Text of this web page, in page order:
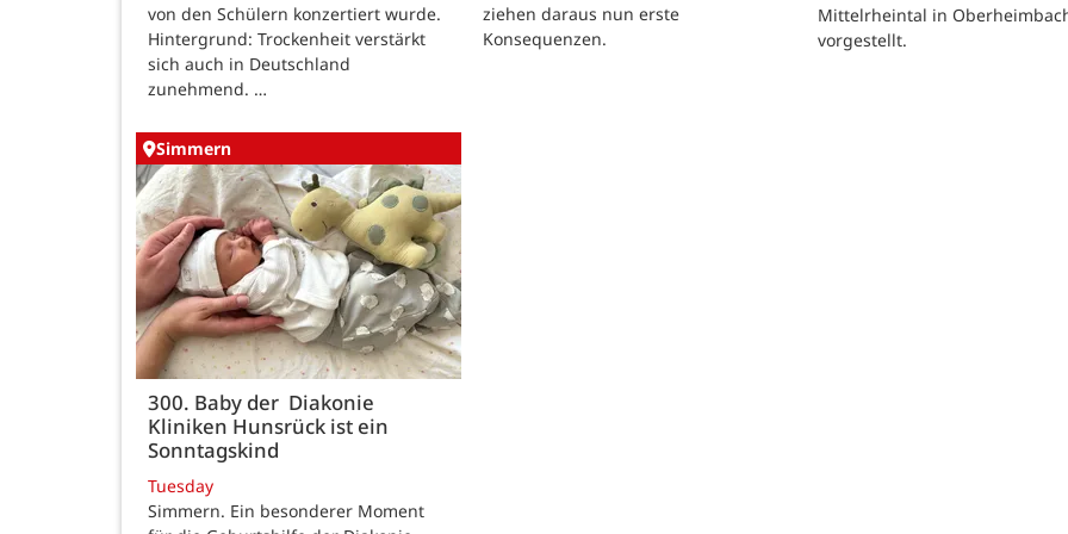
von den Schülern konzertiert wurde.
Hintergrund: Trockenheit verstärkt
sich auch in Deutschland
zunehmend. …
ziehen daraus nun erste
Konsequenzen.
Mittelrheintal in
vorgestellt.
Simmern
300. Baby der Diakonie
Kliniken Hunsrück ist ein
Sonntagskind
Tuesday
Simmern. Ein besonderer Moment